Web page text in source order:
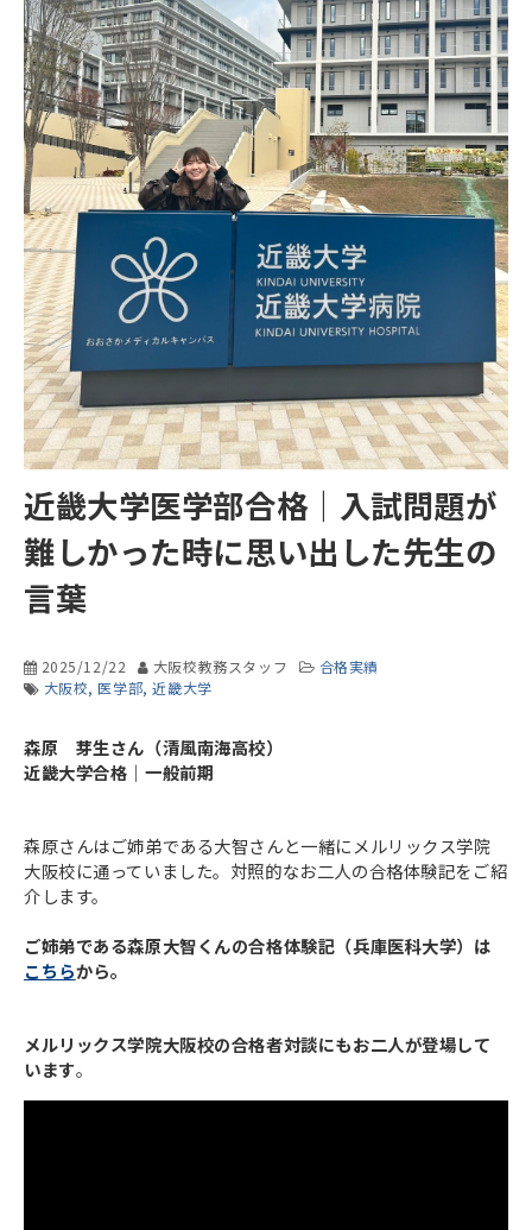
近畿大学医学部合格｜入試問題が
難しかった時に思い出した先生の
言葉
2025/12/22 大阪校教務スタッフ
合格実績
大阪校 医学部 近畿大学
森原 芽生さん（清風南海高校）
近畿大学合格｜一般前期
森原さんはご姉弟である大智さんと一緒にメルリックス学院
大阪校に通っていました。対照的なお二人の合格体験記をご紹
介します。
ご姉弟である森原大智くんの合格体験記（兵庫医科大学）は
こちらから。
メルリックス学院大阪校の合格者対談にもお二人が登場して
います。